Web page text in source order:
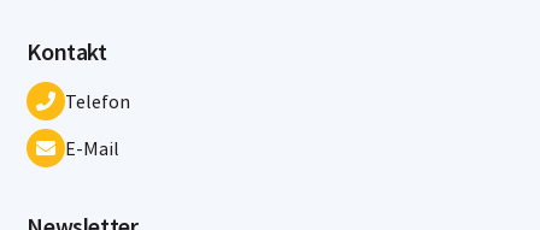
Kontakt
Telefon
E-Mail